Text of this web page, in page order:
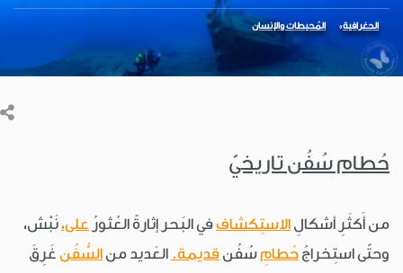
الجغرافية المُحيطات والإنسان
حُطام سُفُن تاريخيّ
من أَكثَرِ أشكالِ الاستِكشاففي البَحر إثارةً العُثورُ على، نَبْش،
وحتّى استِخراجُ حُطامِسُفُن قديمة. العَديد من السُّفُن غَرِقَ